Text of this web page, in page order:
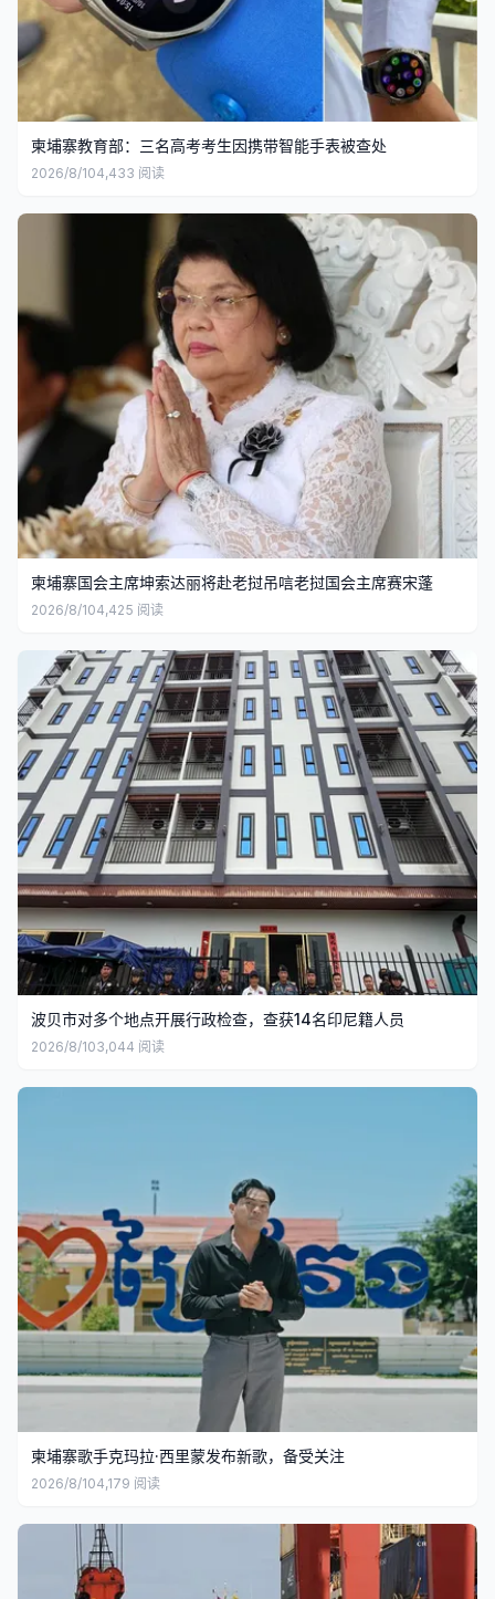
柬埔寨教育部：三名高考考生因携带智能手表被查处
2026/8/104,433 阅读
柬埔寨国会主席坤索达丽将赴老挝吊唁老挝国会主席赛宋蓬
2026/8/104,425 阅读
波贝市对多个地点开展行政检查，查获14名印尼籍人员
2026/8/103,044 阅读
柬埔寨歌手克玛拉·西里蒙发布新歌，备受关注
2026/8/104,179 阅读